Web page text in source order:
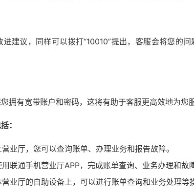
建议，同样可以拨打“10010”提出，客服会将您的
拥有宽带账户和密码，这将有助于客服更高效地为您服
：
业厅，您可以查询账单、办理业务和报告故障。
联通手机营业厅APP，完成账单查询、业务办理和故
业厅的自助设备上，可以进行账单查询和业务处理等